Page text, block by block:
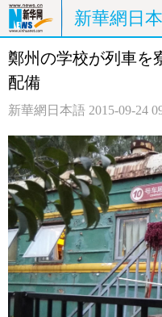
新華網日
ホームページ
観光
中日対訳
鄭州の学校が列車
配備
新華網日本語 2015-09-24